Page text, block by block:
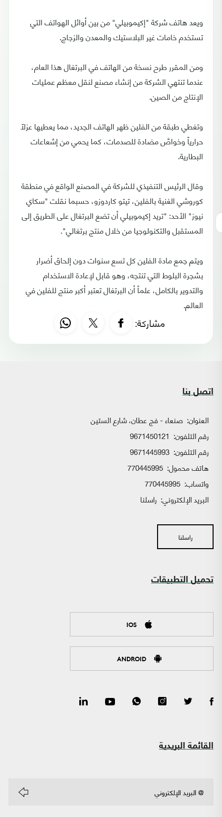
ويعد هاتف شركة "إكيموبيلي" من بين أوائل الهواتف التي
تستخدم خامات غير البلاستيك والمعدن والزجاج.
ومن المقرر طرح نسخة من الهاتف في البرتغال هذا العام،
عندما تنتهي الشركة من إنشاء مصنع لنقل معظم عمليات
الإنتاج من الصين.
وتغطي طبقة من الفلين ظهر الهاتف الجديد، مما يعطيها عزلاً
حرارياً وخواصَّ مضادة للصدمات، كما يحمي من إشعاعات
البطارية.
وقال الرئيس التنفيذي للشركة في المصنع الواقع في منطقة
كوروشي الغنية بالفلين، تيتو كاردوزو، حسبما نقلت "سكاي
نيوز" الأحد: "تريد إكيموبيلي أن تضع البرتغال على الطريق إلى
المستقبل والتكنولوجيا من خلال منتج برتغالي".
ويتم جمع مادة الفلين كل تسع سنوات دون إلحاق أضرار
بشجرة البلوط التي تنتجه، وهو قابل لإعادة الاستخدام
والتدوير بالكامل، علماً أن البرتغال تعتبر أكبر منتج للفلين في
العالم.
مشاركة:
اتصل بنا
العنوان: صنعاء - فج عطان، شارع الستين
رقم التلفون: 9671450121
رقم التلفون: 9671445993
هاتف محمول: 770445995
واتساب:
البريد الإلكتروني: راسلنا
راسلنا
تحميل التطبيقات
IOS
ANDROID
القائمة البريدية